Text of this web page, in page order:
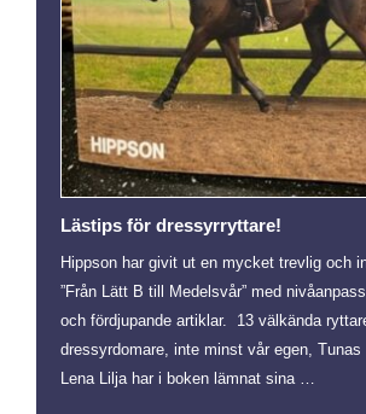
Lästips för dressyrryttare!
Hippson har givit ut en mycket trevlig och
”Från Lätt B till Medelsvår” med
och fördjupande artiklar. 13 välkända
dressyrdomare, inte minst vår egen, Tunas
Lena Lilja har i boken lämnat sina …